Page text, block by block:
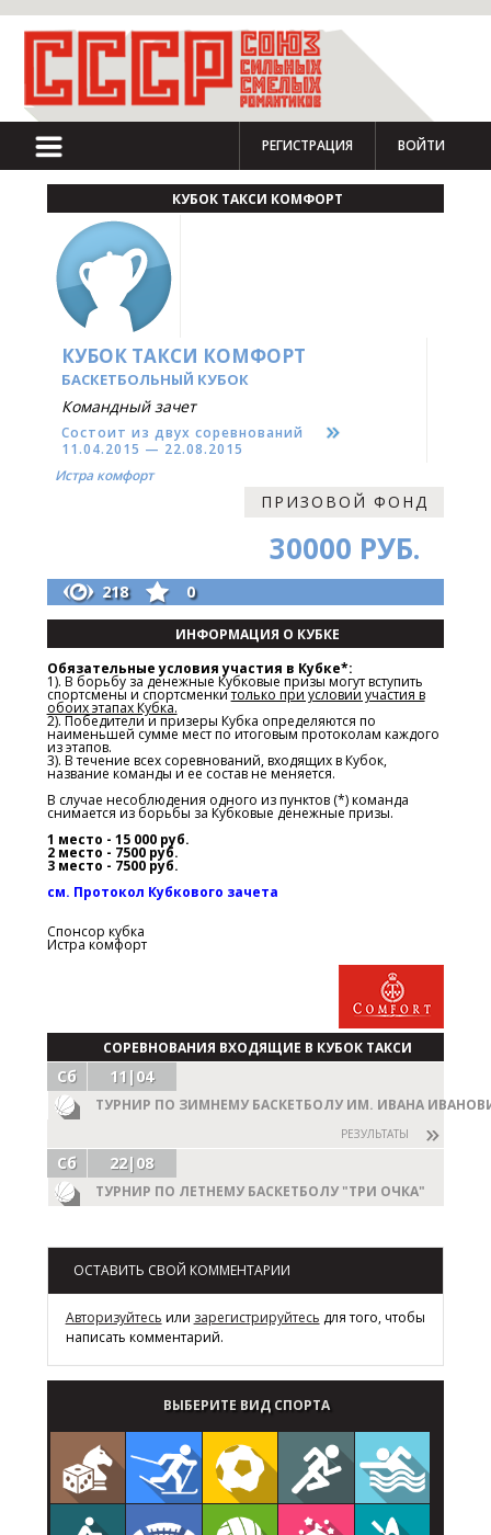
РЕГИСТРАЦИЯ ВОЙТИ
КУБОК ТАКСИ КОМФОРТ
КУБОК ТАКСИ КОМФОРТ
БАСКЕТБОЛЬНЫЙ КУБОК
Командный зачет
Состоит из двух соревнований
11.04.2015 — 22.08.2015
Истра комфорт
ПРИЗОВОЙ ФОНД
30000 РУБ.
218 0
ИНФОРМАЦИЯ О КУБКЕ
Обязательные условия участия в Кубке*:
1). В борьбу за денежные Кубковые призы могут вступить
спортсмены и спортсменкитолько при условии участия в
обоих этапах Кубка.
2). Победители и призеры Кубка определяются по
наименьшей сумме мест по итоговым протоколам каждого
из этапов.
3). В течение всех соревнований, входящих в Кубок,
название команды и ее состав не меняется.
В случае несоблюдения одного из пунктов (*) команда
снимается из борьбы за Кубковые денежные призы.
1 место - 15 000 руб.
2 место - 7500 руб.
3 место - 7500 руб.
см. Протокол Кубкового зачета
Спонсор кубка
Истра комфорт
СОРЕВНОВАНИЯ ВХОДЯЩИЕ В КУБОК ТАКСИ
Сб 11|04
ТУРНИР ПО ЗИМНЕМУ БАСКЕТБОЛУ ИМ. ИВАНА
РЕЗУЛЬТАТЫ
Сб 22|08
ТУРНИР ПО ЛЕТНЕМУ БАСКЕТБОЛУ "ТРИ ОЧКА"
ОСТАВИТЬ СВОЙ КОММЕНТАРИИ
Авторизуйтесь или зарегистрируйтесь для того, чтобы
написать комментарий.
ВЫБЕРИТЕ ВИД СПОРТА